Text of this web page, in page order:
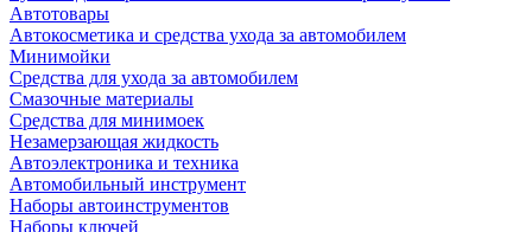
Автотовары
Автокосметика и средства ухода за автомобилем
Минимойки
Средства для ухода за автомобилем
Смазочные материалы
Средства для минимоек
Незамерзающая жидкость
Автоэлектроника и техника
Автомобильный инструмент
Наборы автоинструментов
Наборы ключей